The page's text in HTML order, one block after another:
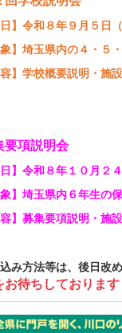
】令和８年９月５日（
】埼玉県内の４・５
】学校概要説明・施
項説明会
】令和８年１０月２４
】埼玉県内６年生の
】募集要項説明・施
み方法等は、後日改
お待ちしておりま